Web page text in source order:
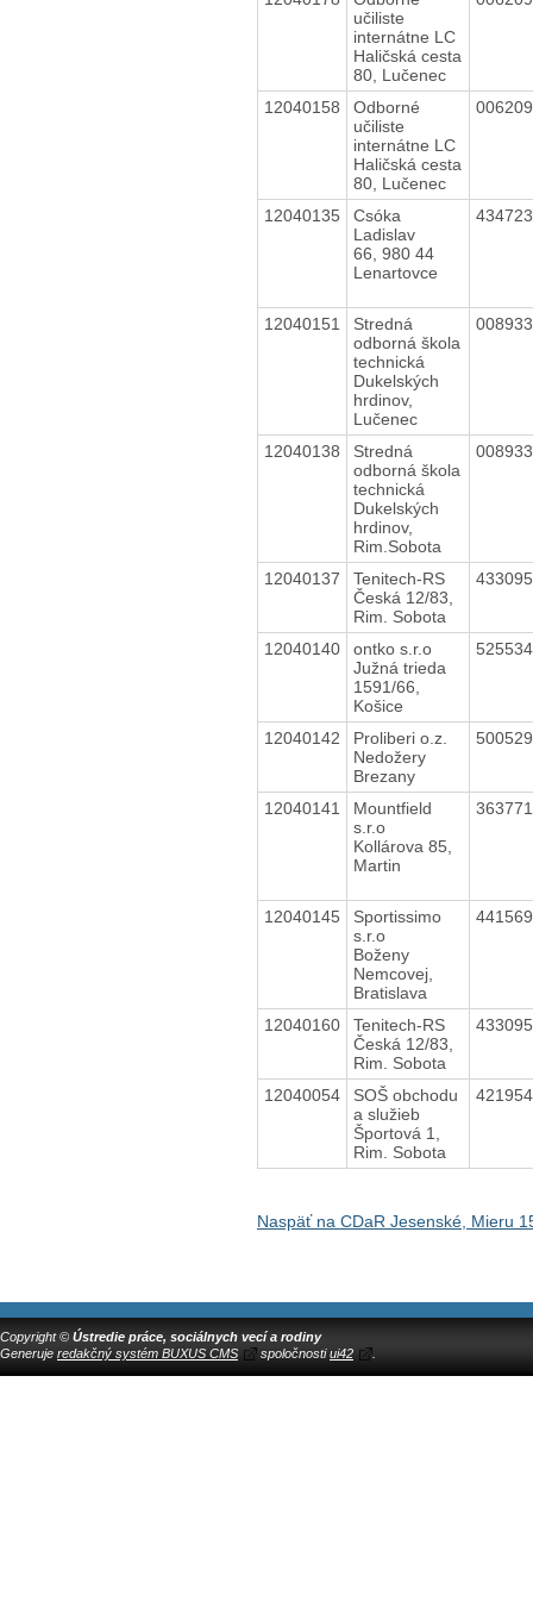
učiliste
internátne LC
Haličská cesta
80, Lučenec
12040158
Odborné
učiliste
internátne LC
Haličská cesta
80, Lučenec
12040135
Csóka
Ladislav
66, 980 44
Lenartovce
12040151
Stredná
odborná škola
technická
Dukelských
hrdinov,
Lučenec
12040138
Stredná
odborná škola
technická
Dukelských
hrdinov,
Rim.Sobota
12040137
Tenitech-RS
Česká 12/83,
Rim. Sobota
12040140
ontko s.r.o
Južná trieda
1591/66,
Košice
12040142
Proliberi o.z.
Nedožery
Brezany
12040141
Mountfield
s.r.o
Kollárova 85,
Martin
12040145
Sportissimo
s.r.o
Boženy
Nemcovej,
Bratislava
12040160
Tenitech-RS
Česká 12/83,
Rim. Sobota
12040054
SOŠ obchodu
a služieb
Športová 1,
Rim. Sobota
Naspäť na CDaR Jesenské, Mieru
Copyright © Ústredie práce, sociálnych vecí a rodiny
Generuje redakčný systém BUXUS CMS spoločnostiui42